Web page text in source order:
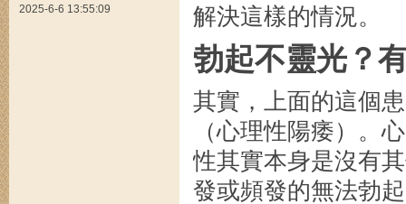
2025-6-6 13:55:09
解決這樣的情況。
勃起不靈光？
其實，上面的這個
（心理性陽痿）。
性其實本身是沒有
發或頻發的無法勃